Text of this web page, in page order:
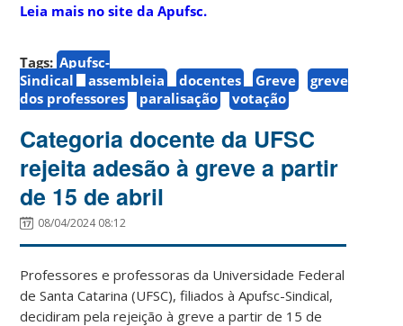
Leia mais no site da Apufsc.
Tags: Apufsc-
Sindical
assembleia docentes Greve
greve
dos professores
paralisação votação
Categoria docente da UFSC
rejeita adesão à greve a partir
de 15 de abril
08/04/2024 08:12
Professores e professoras da Universidade Federal
de Santa Catarina (UFSC), filiados à Apufsc-Sindical,
decidiram pela rejeição à greve a partir de 15 de